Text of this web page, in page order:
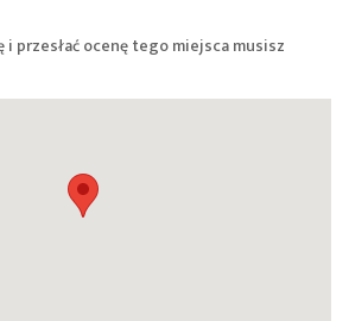
i przesłać ocenę tego miejsca musisz